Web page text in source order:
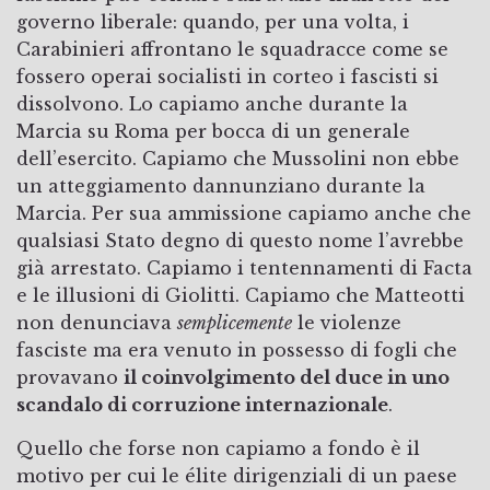
governo liberale: quando, per una volta, i
Carabinieri affrontano le squadracce come se
fossero operai socialisti in corteo i fascisti si
dissolvono. Lo capiamo anche durante la
Marcia su Roma per bocca di un generale
dell’esercito. Capiamo che Mussolini non ebbe
un atteggiamento dannunziano durante la
Marcia. Per sua ammissione capiamo anche che
qualsiasi Stato degno di questo nome l’avrebbe
già arrestato. Capiamo i tentennamenti di Facta
e le illusioni di Giolitti. Capiamo che Matteotti
non denunciavasemplicemente le violenze
fasciste ma era venuto in possesso di fogli che
provavano il coinvolgimento del duce in uno
scandalo di corruzione internazionale.
Quello che forse non capiamo a fondo è il
motivo per cui le élite dirigenziali di un paese